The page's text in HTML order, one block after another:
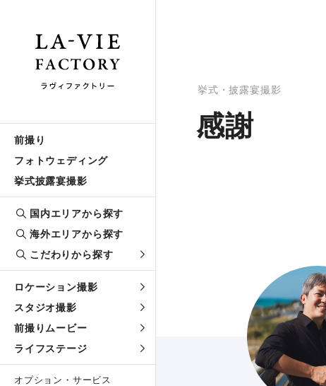
前撮り
フォトウェディング
挙式披露宴撮影
国内エリアから探す
海外エリアから探す
こだわりから探す
ロケーション撮影
スタジオ撮影
前撮りムービー
ライフステージ
オプション・サービス
挙式・披露宴撮影
感謝